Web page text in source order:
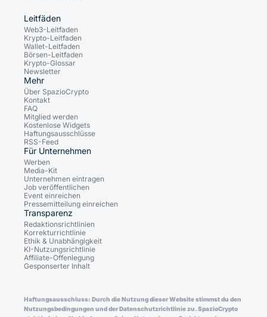
Leitfäden
Web3-Leitfaden
Krypto-Leitfaden
Wallet-Leitfaden
Börsen-Leitfaden
Krypto-Glossar
Newsletter
Mehr
Über SpazioCrypto
Kontakt
FAQ
Mitglied werden
Kostenlose Widgets
Haftungsausschlüsse
RSS-Feed
Für Unternehmen
Werben
Media-Kit
Unternehmen eintragen
Job veröffentlichen
Event einreichen
Pressemitteilung einreichen
Transparenz
Redaktionsrichtlinien
Korrekturrichtlinie
Ethik & Unabhängigkeit
KI-Nutzungsrichtlinie
Affiliate-Offenlegung
Gesponserter Inhalt
Haftungsausschluss: Durch die Nutzung dieser Website stimmst du den
Nutzungsbedingungen und der Datenschutzrichtlinie zu. SpazioCrypto